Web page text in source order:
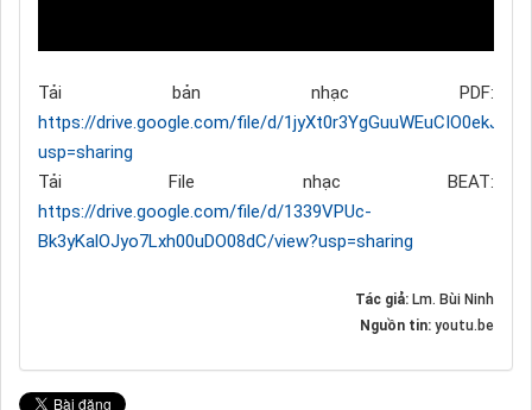
Tải bản nhạc PDF:
https://drive.google.com/file/d/
usp=sharing
Tải File nhạc BEAT:
https://drive.google.com/file/d/1339VPUc-
Bk3yKalOJyo7Lxh00uDO08dC/view?usp=sharing
Tác giả: Lm. Bùi Ninh
Nguồn tin: youtu.be